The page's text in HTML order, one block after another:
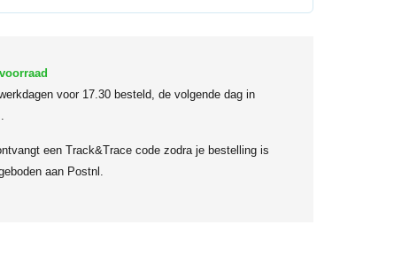
voor 17.30 besteld, de volgende dag in
een Track&Trace code zodra je bestelling is
aan Postnl.